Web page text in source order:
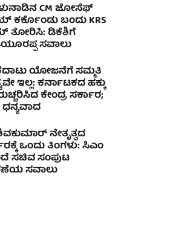
CM ಜೋಸೆಫ್
ಬಂದು KRS
ತೋರಿಸಿ: ಡಿಕೆಶಿಗೆ
ಸವಾಲು
ಯೋಜನೆಗೆ ಸಮ್ಮತಿ
ಇಲ್ಲ: ಕರ್ನಾಟಕದ ಹಕ್ಕು
ಕೇಂದ್ರ ಸರ್ಕಾರ;
ನೇತೃತ್ವದ
ಒಂದು ತಿಂಗಳು: ಸಿಎಂ
ಸಚಿವ ಸಂಪುಟ
ಸವಾಲು